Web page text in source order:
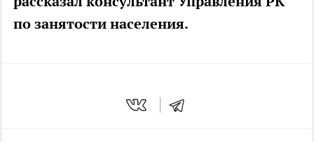
по занятости населения.